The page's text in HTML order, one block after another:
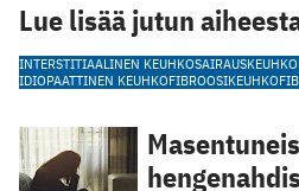
Lue lisää jutun
INTERSTITIAALINEN KEUHKOSAIRAUS
IDIOPAATTINEN KEUHKOFIBROOSI